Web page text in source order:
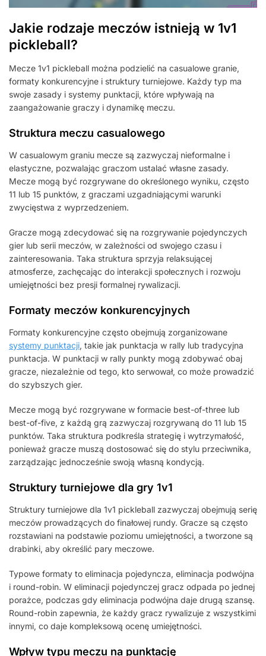
Jakie rodzaje meczów istnieją w 1v1
pickleball?
Mecze 1v1 pickleball można podzielić na casualowe granie,
formaty konkurencyjne i struktury turniejowe. Każdy typ ma
swoje zasady i systemy punktacji, które wpływają na
zaangażowanie graczy i dynamikę meczu.
Struktura meczu casualowego
W casualowym graniu mecze są zazwyczaj nieformalne i
elastyczne, pozwalając graczom ustalać własne zasady.
Mecze mogą być rozgrywane do określonego wyniku, często
11 lub 15 punktów, z graczami uzgadniającymi warunki
zwycięstwa z wyprzedzeniem.
Gracze mogą zdecydować się na rozgrywanie pojedynczych
gier lub serii meczów, w zależności od swojego czasu i
zainteresowania. Taka struktura sprzyja relaksującej
atmosferze, zachęcając do interakcji społecznych i rozwoju
umiejętności bez presji formalnej rywalizacji.
Formaty meczów konkurencyjnych
Formaty konkurencyjne często obejmują zorganizowane
systemy punktacji, takie jak punktacja w rally lub tradycyjna
punktacja. W punktacji w rally punkty mogą zdobywać obaj
gracze, niezależnie od tego, kto serwował, co może prowadzić
do szybszych gier.
Mecze mogą być rozgrywane w formacie best-of-three lub
best-of-five, z każdą grą zazwyczaj rozgrywaną do 11 lub 15
punktów. Taka struktura podkreśla strategię i wytrzymałość,
ponieważ gracze muszą dostosować się do stylu przeciwnika,
zarządzając jednocześnie swoją własną kondycją.
Struktury turniejowe dla gry 1v1
Struktury turniejowe dla 1v1 pickleball zazwyczaj obejmują serię
meczów prowadzących do finałowej rundy. Gracze są często
rozstawiani na podstawie poziomu umiejętności, a tworzone są
drabinki, aby określić pary meczowe.
Typowe formaty to eliminacja pojedyncza, eliminacja podwójna
i round-robin. W eliminacji pojedynczej gracz odpada po jednej
porażce, podczas gdy eliminacja podwójna daje drugą szansę.
Round-robin zapewnia, że każdy gracz rywalizuje z wszystkimi
innymi, co daje kompleksową ocenę umiejętności.
Wpływ typu meczu na punktację